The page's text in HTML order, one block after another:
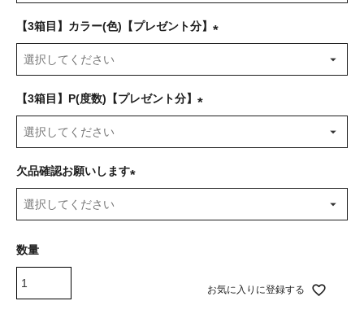
須
)
【3箱目】カラー(色)【プレゼント分】
必
)
【3箱目】P(度数)【プレゼント分】
必
)
欠品確認お願いします
必
お気に入りに登録する